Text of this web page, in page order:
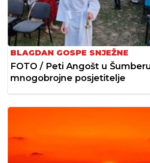
BLAGDAN GOSPE SNJEŽNE
FOTO / Peti Angošt u
mnogobrojne posjetitelje